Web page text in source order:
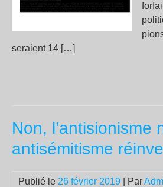
seraient 14 […]
Non, l’antisionisme
antisémitisme
Publié le 26 février 2019 | Par